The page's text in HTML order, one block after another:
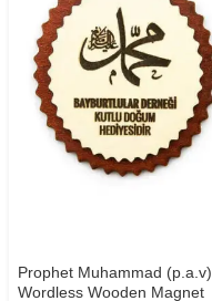
Prophet Muhammad (p.a.v)
Wordless Wooden Magnet